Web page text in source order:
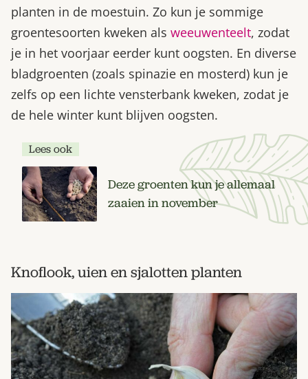
planten in de moestuin. Zo kun je sommige
groentesoorten kweken als weeuwenteelt, zodat
je in het voorjaar eerder kunt oogsten. En diverse
bladgroenten (zoals spinazie en mosterd) kun je
zelfs op een lichte vensterbank kweken, zodat je
de hele winter kunt blijven oogsten.
Lees ook
Deze groenten kun je allemaal
zaaien in november
Knoflook, uien en sjalotten planten